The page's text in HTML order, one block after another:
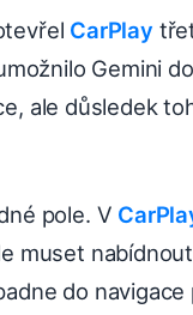
CarPlay
Gemini do
ale důsledek
pole. V
muset
do navigace